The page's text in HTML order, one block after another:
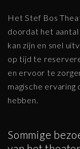
Het Stef Bos
doordat het
kan zijn en snel
op tijd te
en ervoor te
magische ervaring
hebben.
Sommige